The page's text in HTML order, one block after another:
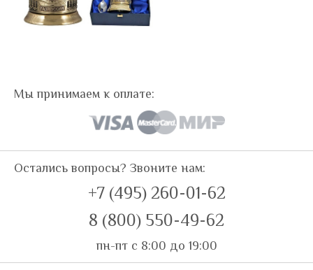
Мы принимаем к оплате:
Остались вопросы? Звоните нам:
+7 (495) 260-01-62
8 (800) 550-49-62
пн-пт с 8:00 до 19:00